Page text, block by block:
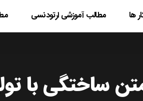
ها مطالب آموزشی ارتودنسی
ساختگی با